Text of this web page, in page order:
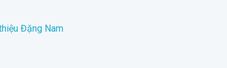
Đặng Nam